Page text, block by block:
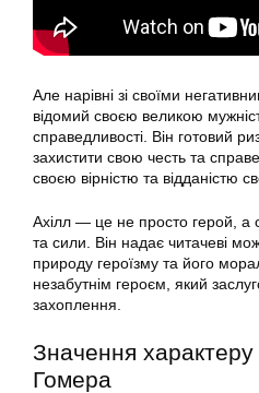
Але нарівні зі своїми
відомий своєю великою
справедливості. Він готовий
захистити свою честь та
своєю вірністю та відданістю
Ахілл — це не просто герой, а
та сили. Він надає читачеві
природу героїзму та його
незабутнім героєм, який
захоплення.
Значення характеру
Гомера